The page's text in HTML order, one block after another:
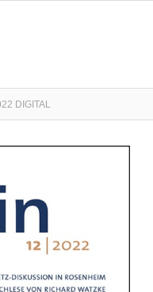
DIGITAL